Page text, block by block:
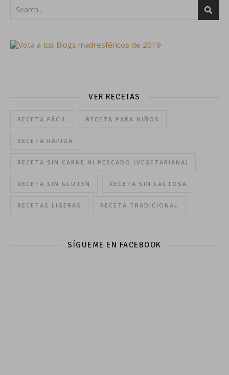
VER RECETAS
RECETA FÁCIL RECETA PARA NIÑOS
RECETA RÁPIDA
RECETA SIN CARNE NI PESCADO (VEGETARIANA)
RECETA SIN GLUTEN RECETA SIN LACTOSA
RECETAS LIGERAS RECETA TRADICIONAL
SÍGUEME EN FACEBOOK